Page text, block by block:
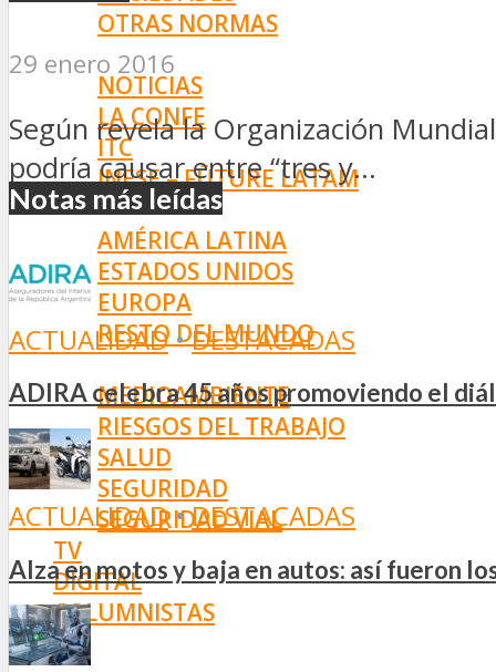
OTRAS NORMAS
INNOVACIÓN
NOTICIAS
LA CONFE
ITC
INESE – FÜTURE LATAM
INTERNACIONALES
AMÉRICA LATINA
ESTADOS UNIDOS
EUROPA
RESTO DEL MUNDO
PREVENCIÓN
MEDIOAMBIENTE
RIESGOS DEL TRABAJO
SALUD
SEGURIDAD
SEGURIDAD VIAL
TV
DIGITAL
COLUMNISTAS
ESTADÍSTICAS
29 enero 2016
Según revela la Organización
podría causar entre “tres y...
Notas más leídas
ACTUALIDAD•DESTACADAS
ADIRA celebra 45 años promoviendo el
ACTUALIDAD•DESTACADAS
Alza en motos y baja en autos: así fueron